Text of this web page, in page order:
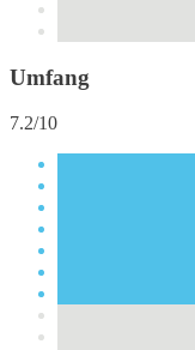
Umfang
7.2/10